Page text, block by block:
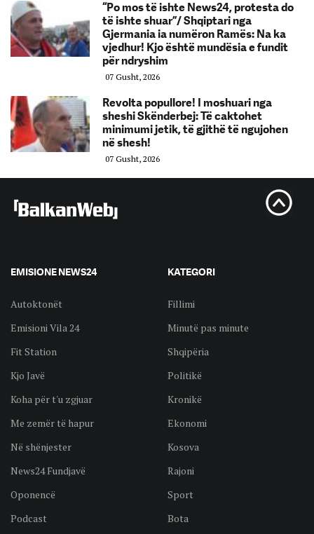
“Po mos të ishte News24, protesta do
të ishte shuar”/ Shqiptari nga
Gjermania ia numëron Ramës: Na ka
vjedhur! Kjo është mundësia e fundit
për ndryshim
07 Gusht, 2026
Revolta popullore! I moshuari nga
sheshi Skënderbej: Të caktohet
minimumi jetik, të gjithë të ngujohen
në shesh!
07 Gusht, 2026
EMISIONE NEWS24
Autoktonët
Emisioni Vila 24
Fit Station
Kjo Javë
Koha për t'u zgjuar
Me zemër të hapur
Në shënjester
News24 Fundjavë
Oponencë
Podcast
KATEGORI
Fillimi
Minutë pas minute
Shqipëria
Politikë
Kronikë
Ekonomi
Kosova
Rajoni
Sport
Bota